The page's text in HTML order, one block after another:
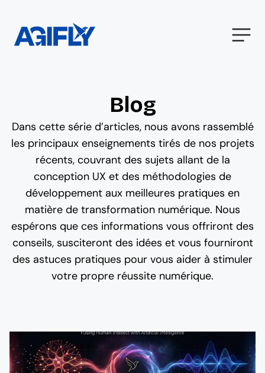
Blog
Dans cette série d’articles, nous avons rassemblé
les principaux enseignements tirés de nos projets
récents, couvrant des sujets allant de la
conception UX et des méthodologies de
développement aux meilleures pratiques en
matière de transformation numérique. Nous
espérons que ces informations vous offriront des
conseils, susciteront des idées et vous fourniront
des astuces pratiques pour vous aider à stimuler
votre propre réussite numérique.